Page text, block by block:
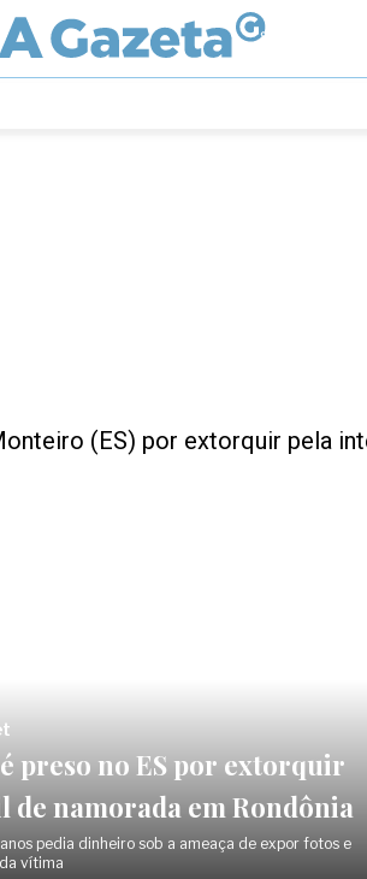
preso no ES por extorquir
de namorada em Rondônia
pedia dinheiro sob a ameaça de expor fotos e
vítima